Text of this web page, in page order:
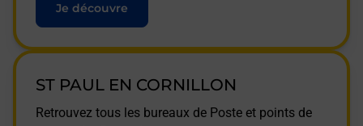
Je découvre
ST PAUL EN CORNILLON
Retrouvez tous les bureaux de Poste et points de